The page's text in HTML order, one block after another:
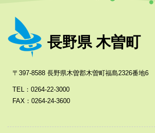
長野県 木曽町
〒397-8588 長野県木曽郡木曽町福島2326番地6
TEL：0264-22-3000
FAX：0264-24-3600